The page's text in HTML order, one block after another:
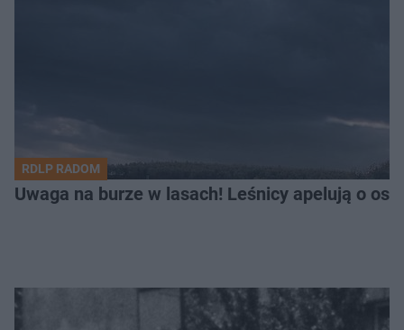
RDLP RADOM
Uwaga na burze w lasach! Leśnicy apelują o